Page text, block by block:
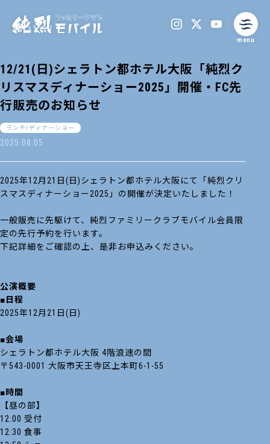
menu
12/21(日)シェラトン都ホテル大阪「純烈ク
リスマスディナーショー2025」開催・FC先
行販売のお知らせ
ランチ/ディナーショー
2025.08.05
2025年12月21日(日)シェラトン都ホテル大阪にて「純烈クリ
スマスディナーショー2025」の開催が決定いたしました！
一般販売に先駆けて、純烈ファミリークラブモバイル会員限
定の先行予約を行います。
下記詳細をご確認の上、是非お申込みください。
公演概要
■日程
2025年12月21日(日)
■会場
シェラトン都ホテル大阪 4階浪速の間
〒543-0001 大阪市天王寺区上本町6-1-55
■時間
【昼の部】
12:00 受付
12:30 食事